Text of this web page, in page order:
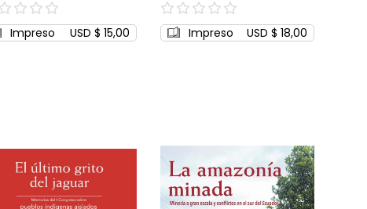
Impreso USD $ 15,00
0%
Impreso USD $ 18,00